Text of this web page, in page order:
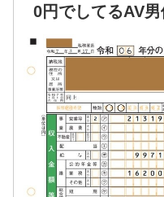
0円でしてるAV